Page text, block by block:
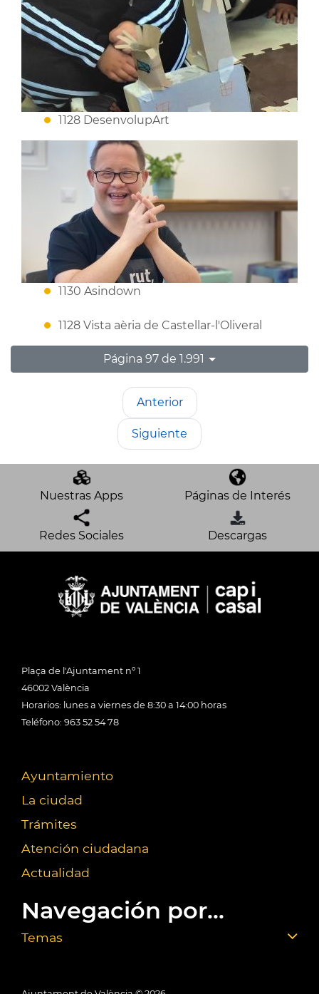
1128 DesenvolupArt
1130 Asindown
1128 Vista aèria de Castellar-l'Oliveral
Página 97 de 1.991
Anterior
Siguiente
Nuestras Apps Páginas de Interés
Redes Sociales Descargas
Plaça de l'Ajuntament nº 1
46002 València
Horarios: lunes a viernes de 8:30 a 14:00 horas
Teléfono: 963 52 54 78
Ayuntamiento
La ciudad
Trámites
Atención ciudadana
Actualidad
Navegación por...
Temas